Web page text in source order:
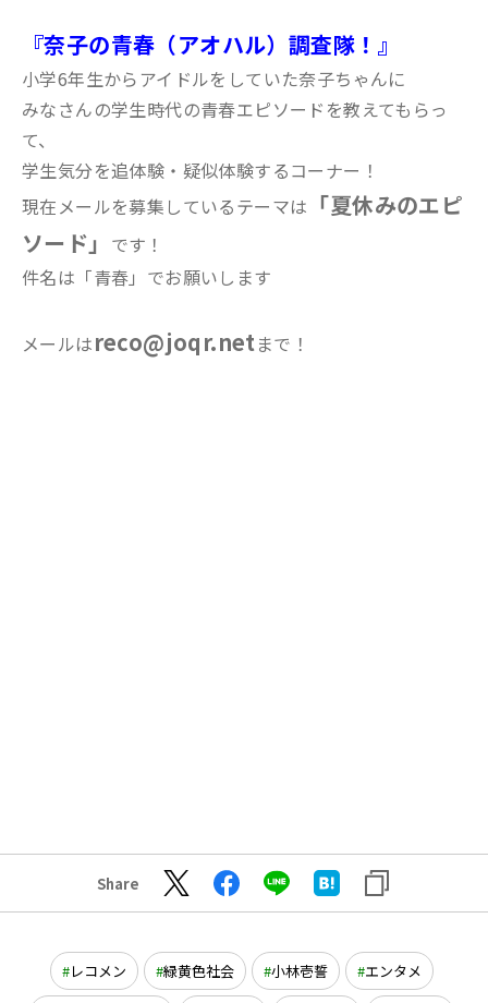
『奈子の青春（アオハル）調査隊！』
小学6年生からアイドルをしていた奈子ちゃんに
みなさんの学生時代の青春エピソードを教えてもらっ
て、
学生気分を追体験・疑似体験するコーナー！
現在メールを募集しているテーマは 「夏休みのエピ
ソード」 です！
件名は「青春」でお願いします
メールはreco@joqr.netまで！
Share
レコメン 緑黄色社会 小林壱誓 エンタメ